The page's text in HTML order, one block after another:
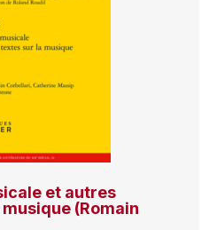
et autres
(Romain